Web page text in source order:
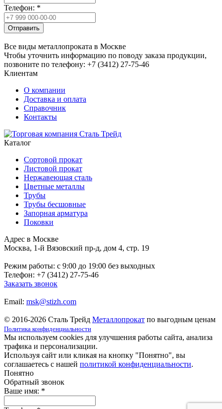
Телефон: *
Отправить
Все виды металлопроката в Москве
Чтобы уточнить информацию по поводу заказа продукции,
позвоните по телефону: +7 (3412) 27-75-46
Клиентам
О компании
Доставка и оплата
Справочник
Контакты
Каталог
Сортовой прокат
Листовой прокат
Нержавеющая сталь
Цветные металлы
Трубы
Трубы бесшовные
Запорная арматура
Поковки
Адрес в Москве
Москва, 1-й Вязовский пр-д, дом 4, стр. 19
Режим работы: c 9:00 до 19:00 без выходных
Телефон: +7 (3412) 27-75-46
Заказать звонок
Email: msk@stizh.com
© 2016-2026 Сталь Трейд Металлопрокат по выгодным ценам
Политика конфиденциальности
Мы используем cookies для улучшения работы сайта, анализа
трафика и персонализации.
Используя сайт или кликая на кнопку "Понятно", вы
соглашаетесь с нашей политикой конфиденциальности.
Понятно
Обратный звонок
Ваше имя: *